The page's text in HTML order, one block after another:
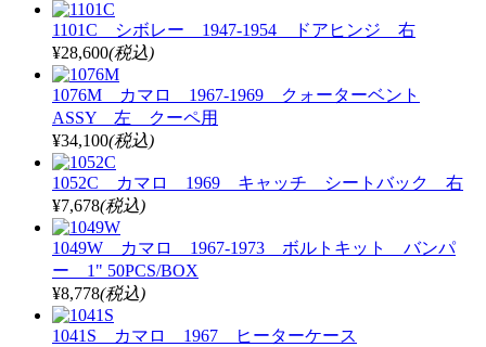
1101C シボレー 1947-1954 ドアヒンジ 右
¥28,600(税込)
1076M カマロ 1967-1969 クォーターベント
ASSY 左 クーペ用
¥34,100(税込)
1052C カマロ 1969 キャッチ シートバック 右
¥7,678(税込)
1049W カマロ 1967-1973 ボルトキット バンパ
ー 1" 50PCS/BOX
¥8,778(税込)
1041S カマロ 1967 ヒーターケース